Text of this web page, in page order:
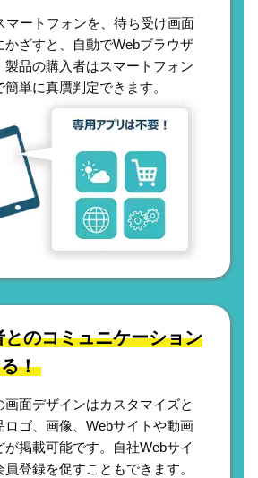
マートフォンを、待ち受け画面
かざすと、自動でWebブラウザ
製品の購入者はスマートフォン
単に真贋判定できます。
とのコミュニケーション
！
画面デザインはカスタマイズと
ロゴ、画像、Webサイトや動画
が掲載可能です。自社Webサイ
員登録を促すこともできます。